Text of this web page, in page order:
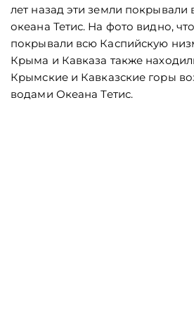
лет назад эти земли покрывали
океана Тетис. На фото видно,
покрывали всю Каспийскую
Крыма и Кавказа также
Крымские и Кавказские горы
водами Океана Тетис.